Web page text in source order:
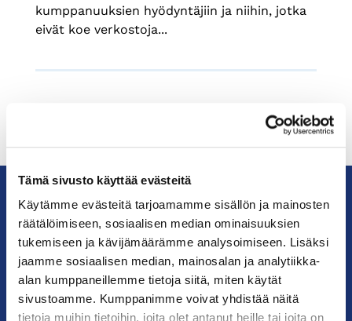
Tämä sivusto käyttää evästeitä
Käytämme evästeitä tarjoamamme sisällön ja mainosten
räätälöimiseen, sosiaalisen median ominaisuuksien
tukemiseen ja kävijämäärämme analysoimiseen. Lisäksi
jaamme sosiaalisen median, mainosalan ja analytiikka-
alan kumppaneillemme tietoja siitä, miten käytät
sivustoamme. Kumppanimme voivat yhdistää näitä
tietoja muihin tietoihin, joita olet antanut heille tai joita on
kumppanuuksien hyödyntäjiin ja niihin, jotka
eivät koe verkostoja...
KauppakamariHelsingin
seudun
kauppakamari
YHTEYSTIEDOT